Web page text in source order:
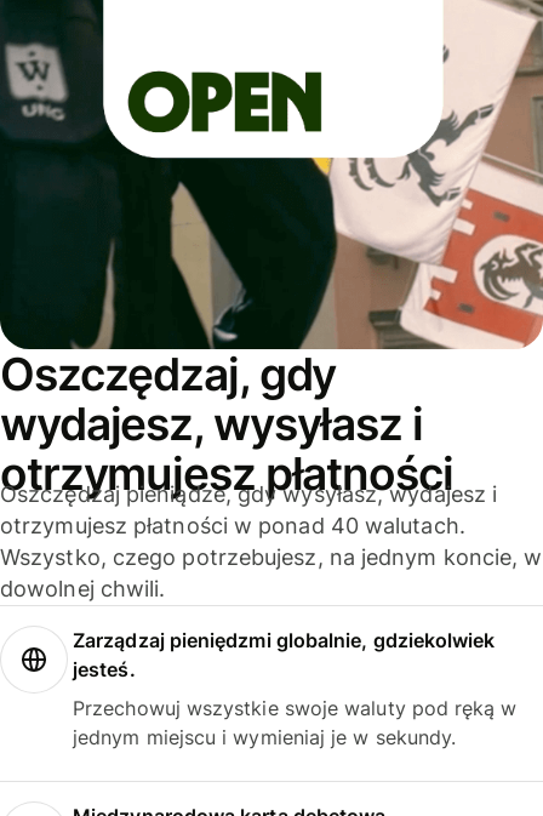
Oszczędzaj, gdy
wydajesz, wysyłasz i
otrzymujesz płatności
Oszczędzaj pieniądze, gdy wysyłasz, wydajesz i
otrzymujesz płatności w ponad 40 walutach.
Wszystko, czego potrzebujesz, na jednym koncie, w
dowolnej chwili.
Zarządzaj pieniędzmi globalnie, gdziekolwiek
jesteś.
Przechowuj wszystkie swoje waluty pod ręką w
jednym miejscu i wymieniaj je w sekundy.